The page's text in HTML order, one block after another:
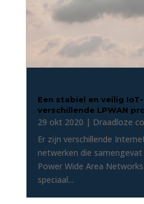
Een stabiel en veilig
verschillende LPWAN
29 okt 2020 | Draadloze
Er zijn verschillende
netwerken die
Power Wide Area
speciaal...